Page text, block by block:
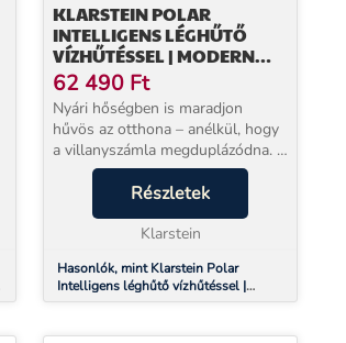
KLARSTEIN POLAR
INTELLIGENS LÉGHŰTŐ
VÍZHŰTÉSSEL | MODERN
KIALAKÍTÁS, INTELLIGENS
VEZÉRLÉS ÉS KEZELÉS
62 490 Ft
Nyári hőségben is maradjon
hűvös az otthona – anélkül, hogy
a villanyszámla megduplázódna. A
Klarstein párologtatós léghűtő
mindössze 75 W fogyasztással
frissíti fel akár 30 m²-es
helyiségek levegőjét...
Részletek
Klarstein
Hasonlók, mint Klarstein Polar
Intelligens léghűtő vízhűtéssel |
Modern kialakítás, intelligens vezérlés